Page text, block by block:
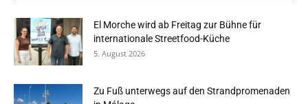
El Morche wird ab Freitag zur Bühne für
internationale Streetfood-Küche
5. August 2026
Zu Fuß unterwegs auf den Strandpromenaden